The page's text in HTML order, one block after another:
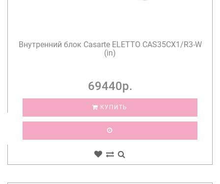
Внутренний блок Casarte ELETTO CAS35CX1/R3-W
(in)
69440р.
КУПИТЬ